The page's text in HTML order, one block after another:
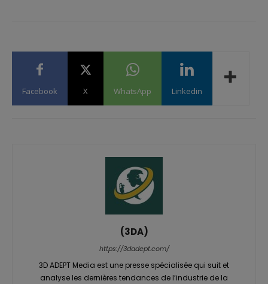
Facebook X WhatsApp Linkedin
(3DA)
https://3dadept.com/
3D ADEPT Media est une presse spécialisée qui suit et
analyse les dernières tendances de l’industrie de la